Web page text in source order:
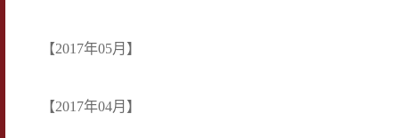
【2017年05月】
【2017年04月】